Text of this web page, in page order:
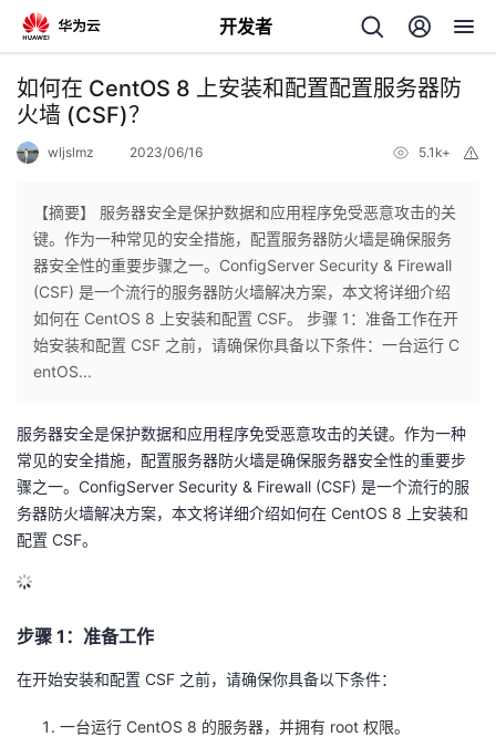
开发者
返
回
个
人
主
页
我
的
开
发
者
的
我
我
的
开
发
者
学
我
的
Programs
我
的
支
持
我
如何在 CentOS 8 上安装和配置配置服务器防
火墙 (CSF)？
wljslmz 2023/06/16 5.1k+
【摘要】 服务器安全是保护数据和应用程序免受恶意攻击的关
键。作为一种常见的安全措施，配置服务器防火墙是确保服务
器安全性的重要步骤之一。ConfigServer Security & Firewall
(CSF) 是一个流行的服务器防火墙解决方案，本文将详细介绍
如何在 CentOS 8 上安装和配置 CSF。 步骤 1：准备工作在开
始安装和配置 CSF 之前，请确保你具备以下条件：一台运行 C
entOS...
服务器安全是保护数据和应用程序免受恶意攻击的关键。作为一种
常见的安全措施，配置服务器防火墙是确保服务器安全性的重要步
骤之一。ConfigServer Security & Firewall (CSF) 是一个流行的服
务器防火墙解决方案，本文将详细介绍如何在 CentOS 8 上安装和
配置 CSF。
步骤 1：准备工作
在开始安装和配置 CSF 之前，请确保你具备以下条件：
一台运行 CentOS 8 的服务器，并拥有 root 权限。